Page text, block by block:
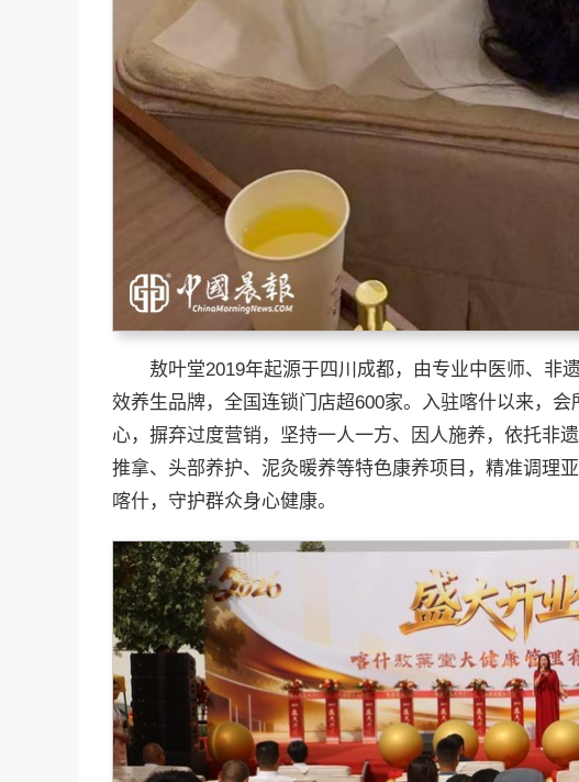
敖叶堂2019年起源于四川成都，由专业中医师、非
效养生品牌，全国连锁门店超600家。入驻喀什以来，
心，摒弃过度营销，坚持一人一方、因人施养，依托非
推拿、头部养护、泥灸暖养等特色康养项目，精准调理
喀什，守护群众身心健康。